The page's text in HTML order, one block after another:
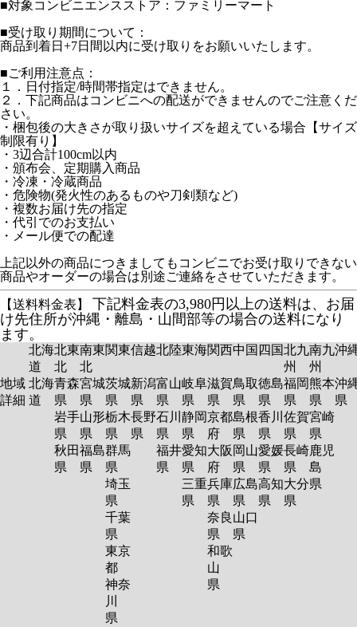
■対象コンビニエンスストア：ファミリーマート
■受け取り期間について：
商品到着日+7日間以内に受け取りをお願いいたします。
■ご利用注意点：
１．日付指定/時間帯指定はできません。
２．下記商品はコンビニへの配送ができませんのでご注意くだ
さい。
・梱包後の大きさが取り扱いサイズを超えている場合【サイズ
制限有り】
・3辺合計100cm以内
・頒布会、定期購入商品
・冷凍・冷蔵商品
・危険物(発火性のあるものや刀剣類など)
・複数お届け先の指定
・代引でのお支払い
・メール便での配達
上記以外の商品につきましてもコンビニでお受け取りできない
商品やオーダーの場合は別途ご連絡をさせていただきます。
【送料料金表】
下記料金表の3,980円以上の送料は、お届
け先住所が沖縄・離島・山間部等の場合の送料になり
ます。
北海
道
北東
北
南東
北
関東信越北陸東海関西中国 四国北九
州
南九
州
沖
地域
詳細
北海
道
青森
県
岩手
県
秋田
県
宮城
県
山形
県
福島
県
茨城
県
栃木
県
群馬
県
埼玉
県
千葉
県
東京
都
神奈
川
県
新潟
県
長野
県
富山
県
石川
県
福井
県
岐阜
県
静岡
県
愛知
県
三重
県
滋賀
県
京都
府
大阪
府
兵庫
県
奈良
県
和歌
山
県
鳥取
県
島根
県
岡山
県
広島
県
山口
県
徳島
県
香川
県
愛媛
県
高知
県
福岡
県
佐賀
県
長崎
県
大分
県
熊本
県
宮崎
県
鹿児
島
県
沖